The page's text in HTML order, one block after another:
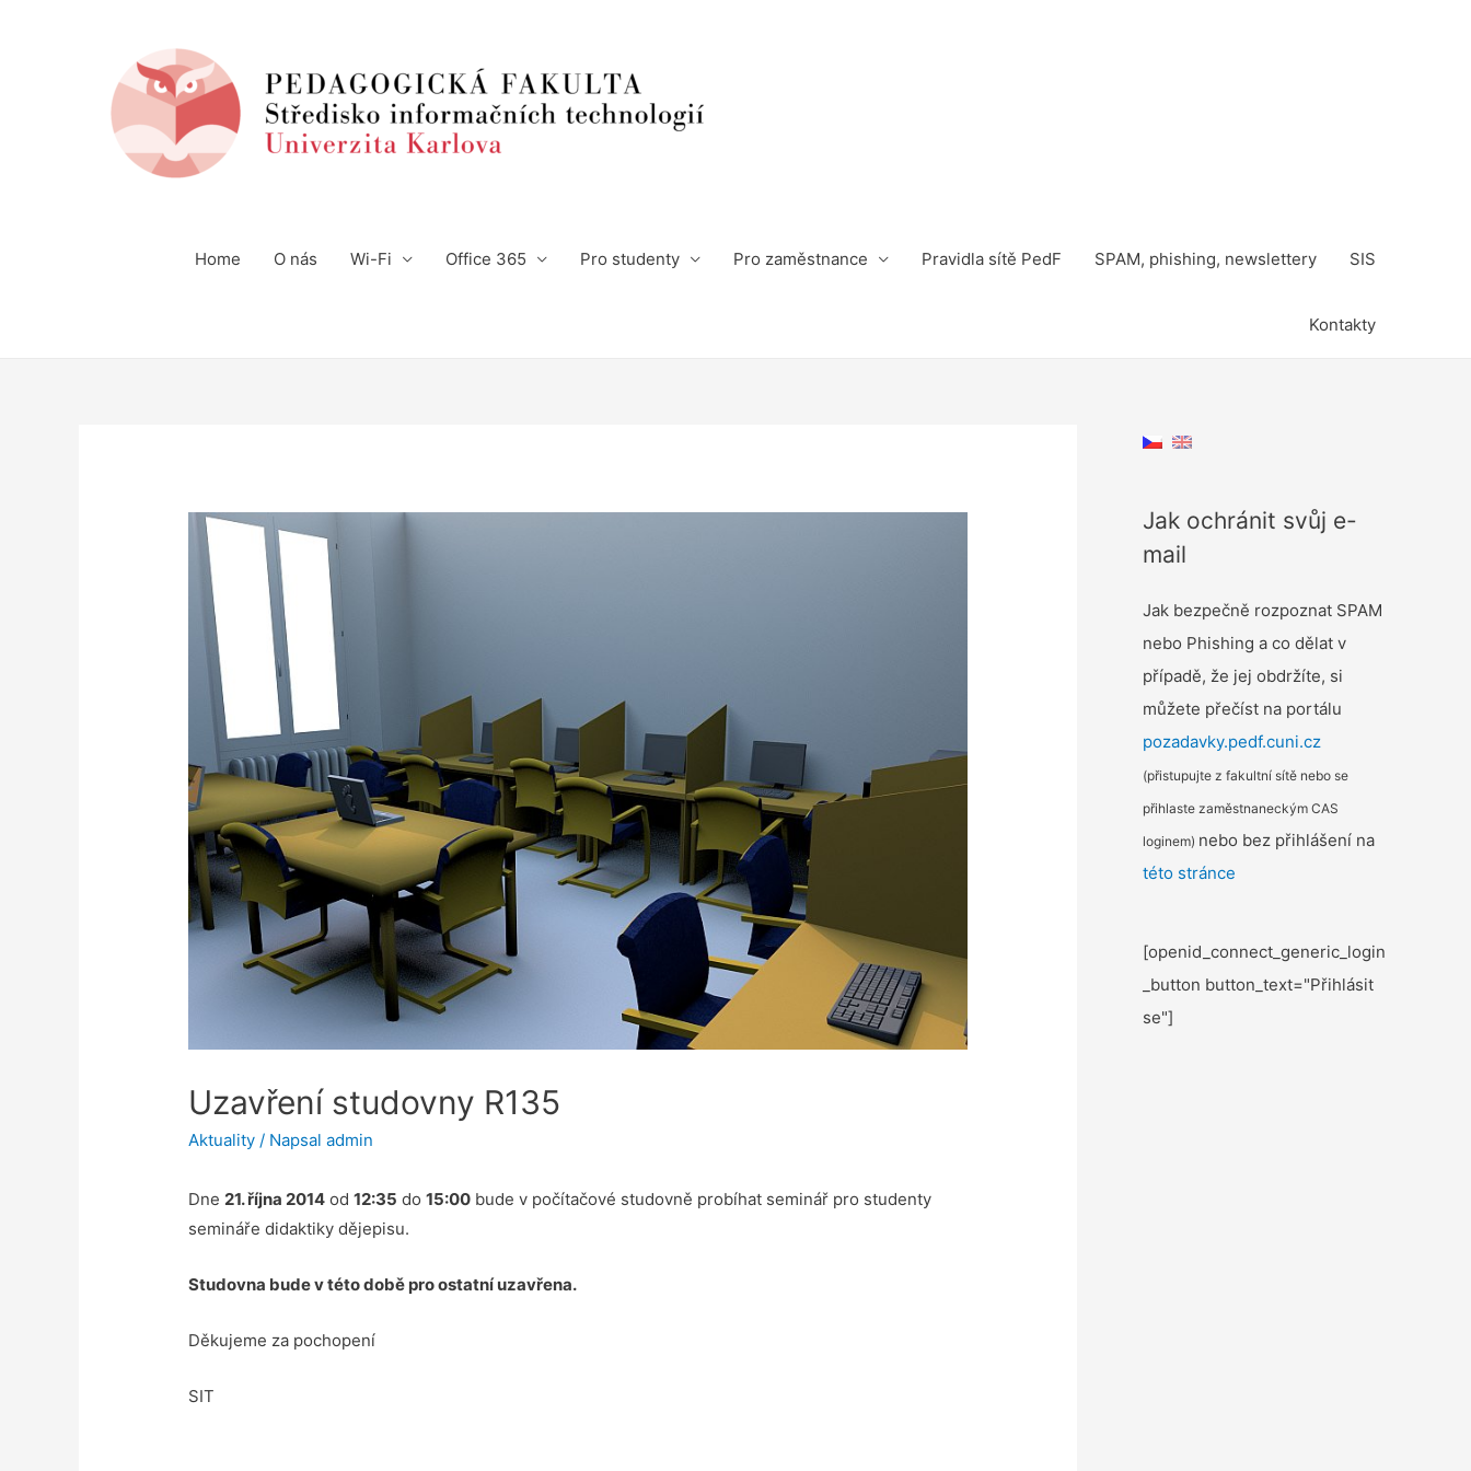
Home O nás Wi-Fi Office 365 Pro studenty Pro zaměstnance Pravidla sítě PedF SPAM, phishing, newslettery SIS
Kontakty
Uzavření studovny R135
Aktuality / Napsaladmin
Dne21. října 2014 od12:35 do15:00 bude v počítačové studovně probíhat seminář pro studenty
semináře didaktiky dějepisu.
Studovna bude v této době pro ostatní uzavřena.
Děkujeme za pochopení
SIT
Jak ochránit svůj e-
mail
Jak bezpečně rozpoznat SPAM
nebo Phishing a co dělat v
případě, že jej obdržíte, si
můžete přečíst na portálu
pozadavky.pedf.cuni.cz
(přistupujte z fakultní sítě nebo se
přihlaste zaměstnaneckým CAS
loginem) nebo bez přihlášení na
této stránce
[openid_connect_generic_login
_button button_text="Přihlásit
se"]